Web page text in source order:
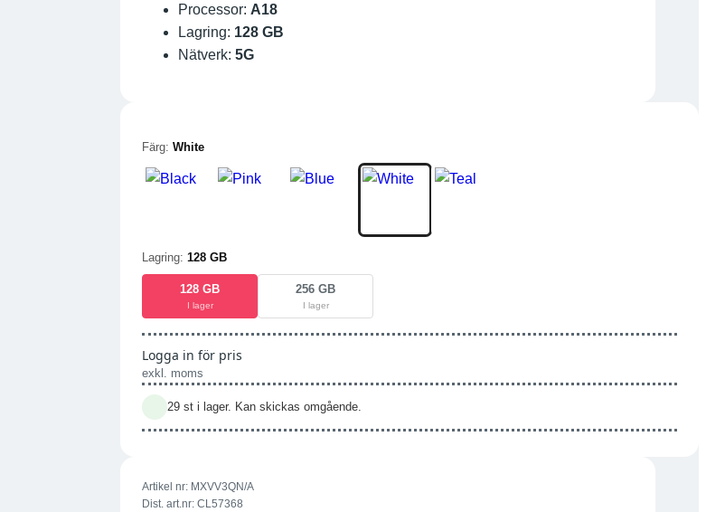
Processor: A18
Lagring: 128 GB
Nätverk: 5G
Färg: White
Lagring: 128 GB
128 GB
I lager
256 GB
I lager
Logga in för pris
exkl. moms
29 st i lager. Kan skickas omgående.
Artikel nr: MXVV3QN/A
Dist. art.nr: CL57368